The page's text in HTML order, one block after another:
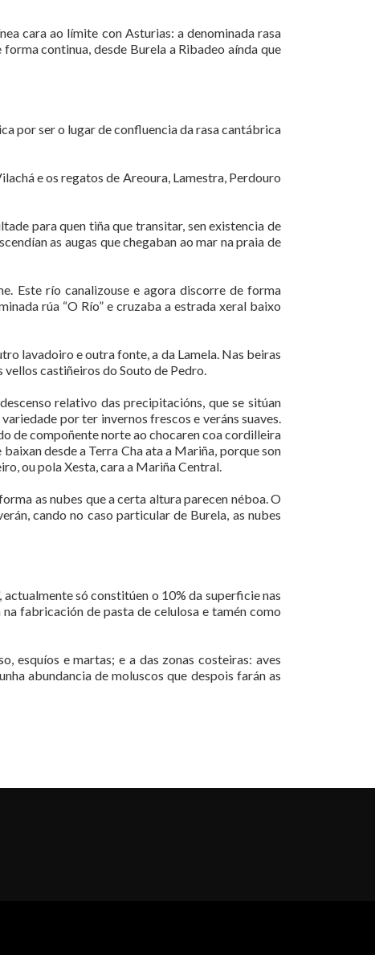
cara ao límite con Asturias: a denominada rasa
continua, desde Burela a Ribadeo aínda que
por ser o lugar de confluencia da rasa cantábrica
e os regatos de Areoura, Lamestra, Perdouro
para quen tiña que transitar, sen existencia de
as augas que chegaban ao mar na praia de
Este río canalizouse e agora discorre de forma
rúa “O Río” e cruzaba a estrada xeral baixo
lavadoiro e outra fonte, a da Lamela. Nas beiras
vellos castiñeiros do Souto de Pedro.
relativo das precipitacións, que se sitúan
por ter invernos frescos e veráns suaves.
de compoñente norte ao chocaren coa cordilleira
desde a Terra Cha ata a Mariña, porque son
ou pola Xesta, cara a Mariña Central.
as nubes que a certa altura parecen néboa. O
cando no caso particular de Burela, as nubes
só constitúen o 10% da superficie nas
fabricación de pasta de celulosa e tamén como
esquíos e martas; e a das zonas costeiras: aves
abundancia de moluscos que despois farán as